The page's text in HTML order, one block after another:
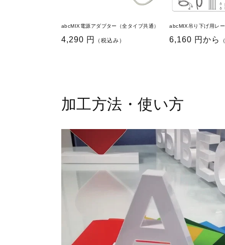
abcMIX電源アダプター（全タイプ共通）
通
4,290 円 （税込み）
abcMIX吊り下げ用レ
通
6,160 円から
加工方法・使い方